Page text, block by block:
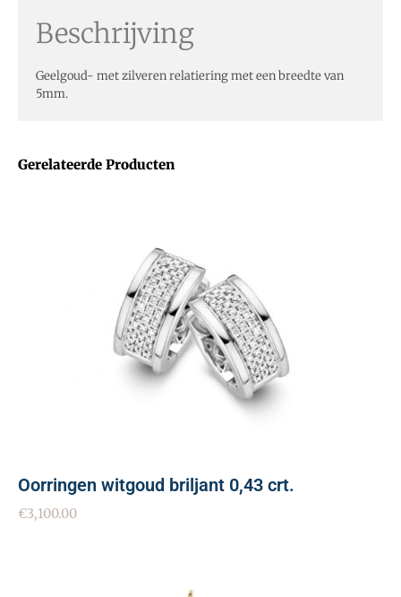
Gerelateerde Producten
Oorringen witgoud briljant 0,43 crt.
€3,100.00
Beschrijving
Geelgoud- met zilveren relatiering met een breedte van
5mm.